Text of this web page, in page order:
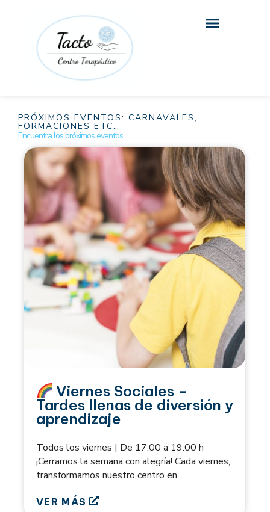
PRÓXIMOS EVENTOS: CARNAVALES,
FORMACIONES ETC…
Encuentra los próximos eventos
Viernes Sociales –
Tardes llenas de diversión y
aprendizaje
Todos los viernes | De 17:00 a 19:00 h
¡Cerramos la semana con alegría! Cada viernes,
transformamos nuestro centro en...
VER MÁS